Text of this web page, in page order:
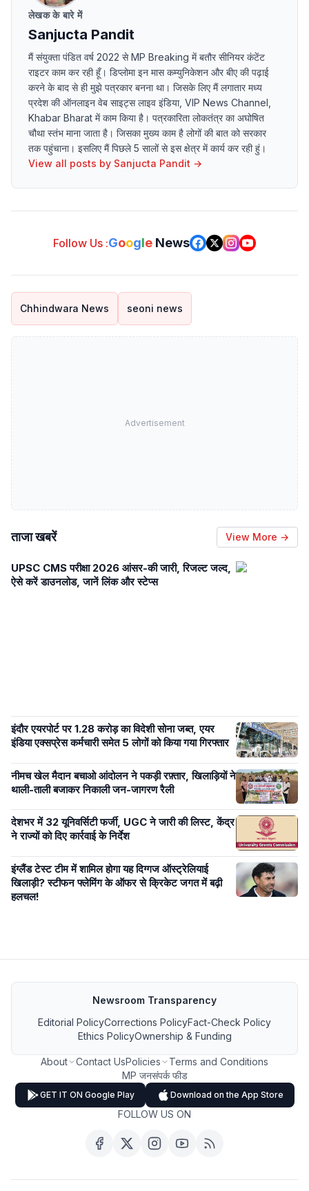
लेखक के बारे में
Sanjucta Pandit
मैं संयुक्ता पंडित वर्ष 2022 से MP Breaking में बतौर सीनियर कंटेंट
राइटर काम कर रही हूँ। डिप्लोमा इन मास कम्युनिकेशन और बीए की पढ़ाई
करने के बाद से ही मुझे पत्रकार बनना था। जिसके लिए मैं लगातार मध्य
प्रदेश की ऑनलाइन वेब साइट्स लाइव इंडिया, VIP News Channel,
Khabar Bharat में काम किया है। पत्रकारिता लोकतंत्र का अघोषित
चौथा स्तंभ माना जाता है। जिसका मुख्य काम है लोगों की बात को सरकार
तक पहुंचाना। इसलिए मैं पिछले 5 सालों से इस क्षेत्र में कार्य कर रही हुं।
View all posts by Sanjucta Pandit →
Follow Us :Google News
Chhindwara News seoni news
Advertisement
ताजा खबरें View More →
UPSC CMS परीक्षा 2026 आंसर-की जारी, रिजल्ट जल्द,
ऐसे करें डाउनलोड, जानें लिंक और स्टेप्स
इंदौर एयरपोर्ट पर 1.28 करोड़ का विदेशी सोना जब्त, एयर
इंडिया एक्सप्रेस कर्मचारी समेत 5 लोगों को किया गया गिरफ्तार
नीमच खेल मैदान बचाओ आंदोलन ने पकड़ी रफ़्तार, खिलाड़ियों ने
थाली-ताली बजाकर निकाली जन-जागरण रैली
देशभर में 32 यूनिवर्सिटी फर्जी, UGC ने जारी की लिस्ट, केंद्र
ने राज्यों को दिए कार्रवाई के निर्देश
इंग्लैंड टेस्ट टीम में शामिल होगा यह दिग्गज ऑस्ट्रेलियाई
खिलाड़ी? स्टीफन फ्लेमिंग के ऑफर से क्रिकेट जगत में बढ़ी
हलचल!
Newsroom Transparency
Editorial PolicyCorrections PolicyFact-Check Policy
Ethics PolicyOwnership & Funding
About Contact UsPolicies
Terms and Conditions
MP जनसंपर्क फीड
GET IT ON Google Play Download on the App Store
FOLLOW US ON